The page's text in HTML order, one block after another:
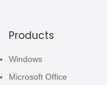
Products
Windows
Microsoft Office